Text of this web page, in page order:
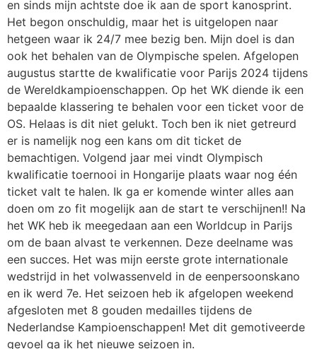
en sinds mijn achtste doe ik aan de sport kanosprint.
Het begon onschuldig, maar het is uitgelopen naar
hetgeen waar ik 24/7 mee bezig ben. Mijn doel is dan
ook het behalen van de Olympische spelen. Afgelopen
augustus startte de kwalificatie voor Parijs 2024 tijdens
de Wereldkampioenschappen. Op het WK diende ik een
bepaalde klassering te behalen voor een ticket voor de
OS. Helaas is dit niet gelukt. Toch ben ik niet getreurd
er is namelijk nog een kans om dit ticket de
bemachtigen. Volgend jaar mei vindt Olympisch
kwalificatie toernooi in Hongarije plaats waar nog één
ticket valt te halen. Ik ga er komende winter alles aan
doen om zo fit mogelijk aan de start te verschijnen!! Na
het WK heb ik meegedaan aan een Worldcup in Parijs
om de baan alvast te verkennen. Deze deelname was
een succes. Het was mijn eerste grote internationale
wedstrijd in het volwassenveld in de eenpersoonskano
en ik werd 7e. Het seizoen heb ik afgelopen weekend
afgesloten met 8 gouden medailles tijdens de
Nederlandse Kampioenschappen! Met dit gemotiveerde
gevoel ga ik het nieuwe seizoen in.